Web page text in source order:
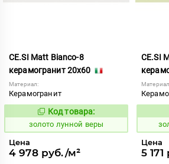
CE.SI Matt Bianco-8
керамогранит 20x60
Материал:
Керамогранит
521883
Код товара:
золото лунной веры
Цена
4 978 руб./м²
CE.SI
Цена
5